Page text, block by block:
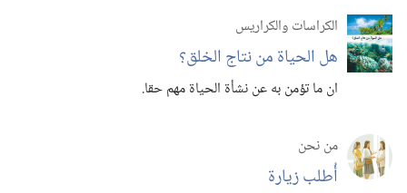
الكراسات والكراريس
هل الحياة من نتاج الخلق؟‏
ان ما تؤمن به عن نشأة الحياة مهم حقا.‏
من نحن
أُطلب زيارة